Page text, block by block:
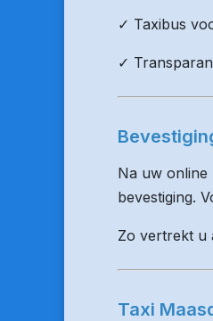
✓ Taxibus
✓
Na uw online
bevestiging.
Zo vertrekt u
Taxi